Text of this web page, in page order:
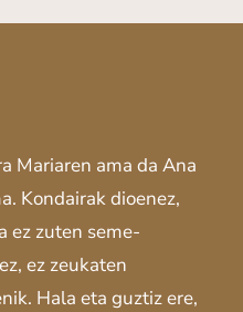
Mariaren ama da Ana
Kondairak dioenez,
ez zuten seme-
ez zeukaten
Hala eta guztiz ere,